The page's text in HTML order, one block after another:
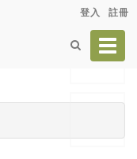
登入 註冊